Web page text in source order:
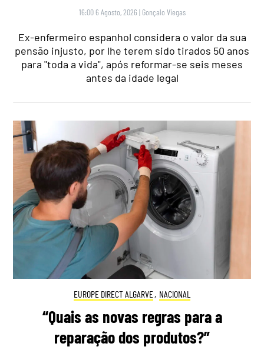
16:00 6 Agosto, 2026 | Gonçalo Viegas
Ex-enfermeiro espanhol considera o valor da sua
pensão injusto, por lhe terem sido tirados 50 anos
para "toda a vida", após reformar-se seis meses
antes da idade legal
EUROPE DIRECT ALGARVE, NACIONAL
“Quais as novas regras para a
reparação dos produtos?”